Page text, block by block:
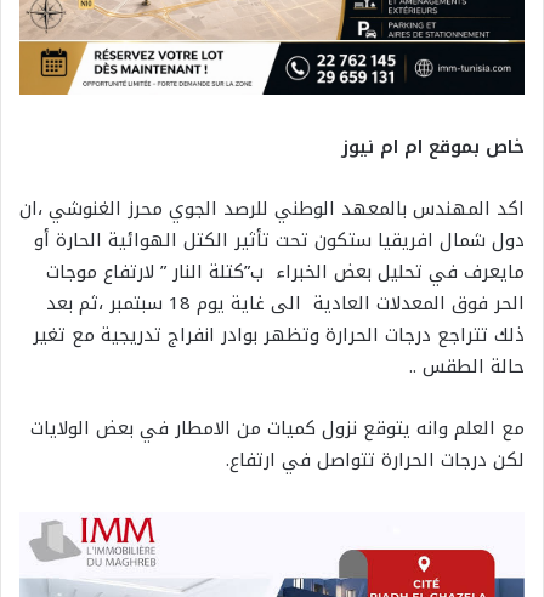
خاص بموقع ام ام نيوز
اكد المهندس بالمعهد الوطني للرصد الجوي محرز الغنوشي ،ان
دول شمال افريقيا ستكون تحت تأثير الكتل الهوائية الحارة أو
مايعرف في تحليل بعض الخبراء ب”كتلة النار ” لارتفاع موجات
الحر فوق المعدلات العادية الى غاية يوم 18 سبتمبر ،ثم بعد
ذلك تتراجع درجات الحرارة وتظهر بوادر انفراج تدريجية مع تغير
حالة الطقس ..
مع العلم وانه يتوقع نزول كميات من الامطار في بعض الولايات
لكن درجات الحرارة تتواصل في ارتفاع.